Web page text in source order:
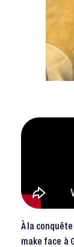
À la
make face à